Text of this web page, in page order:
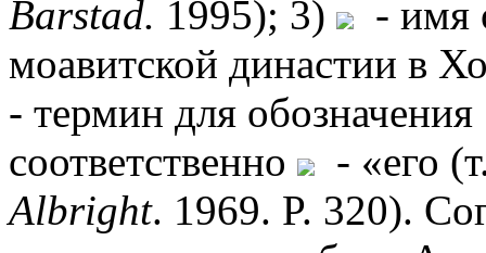
Barstad. 1995); 3)
- имя
моавитской династии в
- термин для
соответственно
- «его
Albright. 1969. P. 320).